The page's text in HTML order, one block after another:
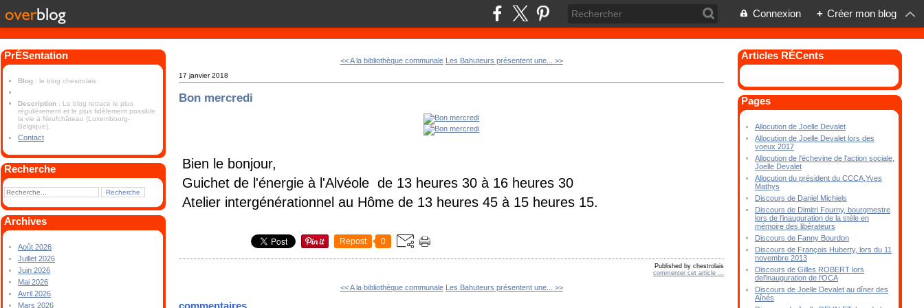
Connexion + Créer mon blog
PrÉSentation
Blog : le blog chestrolais
Description : Le blog retrace le plus
régulièrement et le plus fidèlement possible
la vie à Neufchâteau (Luxembourg-
Belgique).
Contact
Recherche
Archives
Août 2026
Juillet 2026
Juin 2026
Mai 2026
Avril 2026
Mars 2026
<< A la bibliothèque communale Les Bahuteurs présentent une... >>
17 janvier 2018
Bon mercredi
Bien le bonjour,
Guichet de l'énergie à l'Alvéole de 13 heures 30 à 16 heures 30
Atelier intergénérationnel au Hôme de 13 heures 45 à 15 heures 15.
Repost 0
Published by chestrolais
commenter cet article
<< A la bibliothèque communale Les Bahuteurs présentent une... >>
Articles RÉCents
Pages
Allocution de Joelle Devalet
Allocution de Joelle Devalet lors des
voeux 2017
Allocution de l'échevine de l'action sociale,
Joelle Devalet
Allocution du président du CCCA,Yves
Mathys
Discours de Daniel Michiels
Discours de Dimitri Fourny, bourgmestre
lors de l'inauguration de la stèle en
mémoire des libérateurs
Discours de Fanny Bourdon
Discours de François Huberty, lors du 11
novembre 2013
Discours de Gilles ROBERT lors
del'inauguration de l'OCA
Discours de Joelle Devalet au dîner des
Aînés